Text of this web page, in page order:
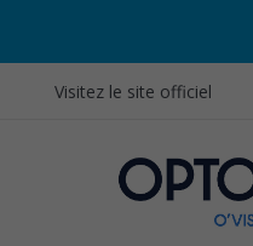
Visitez le site officiel